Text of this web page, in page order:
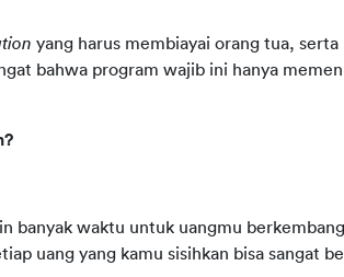
yang harus membiayai orang tua,
bahwa program wajib ini hanya
banyak waktu untuk uangmu
uang yang kamu sisihkan bisa sangat